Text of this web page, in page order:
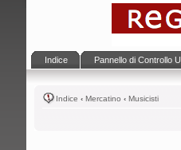
Indice Pannello di Controllo
Indice ‹ Mercatino ‹ Musicisti